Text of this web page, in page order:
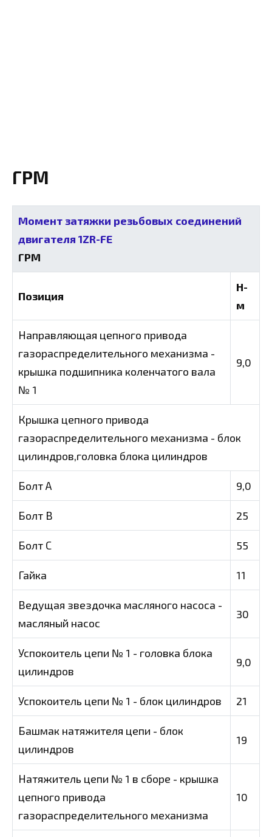
ГРМ
Момент затяжки резьбовых соединений
двигателя 1ZR-FE
ГРМ
Позиция
Н-
м
Направляющая цепного привода
газораспределительного механизма -
крышка подшипника коленчатого вала
№ 1
9,0
Крышка цепного привода
газораспределительного механизма - блок
цилиндров,головка блока цилиндров
Болт А 9,0
Болт В 25
Болт С 55
Гайка 11
Ведущая звездочка масляного насоса -
масляный насос
30
Успокоитель цепи № 1 - головка блока
цилиндров
9,0
Успокоитель цепи № 1 - блок цилиндров 21
Башмак натяжителя цепи - блок
цилиндров
19
Натяжитель цепи № 1 в сборе - крышка
цепного привода
газораспределительного механизма
10